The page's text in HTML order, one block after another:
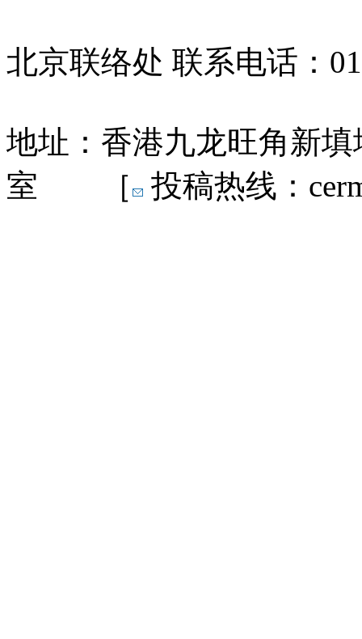
北京联络处 联系电话：
地址：香港九龙旺角新
室 ［
投稿热线：